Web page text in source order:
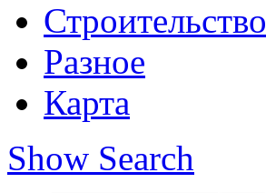
Строительство
Разное
Карта
Show Search